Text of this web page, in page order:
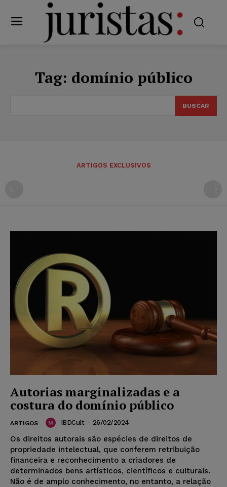
Tag: domínio público
BUSCAR
ARTIGOS EXCLUSIVOS
Autorias marginalizadas e a
costura do domínio público
ARTIGOS IBDCult - 26/02/2024
Os direitos autorais são espécies de direitos de
propriedade intelectual, que conferem retribuição
financeira e reconhecimento a criadores de
determinados bens artísticos, científicos e culturais.
Não é de amplo conhecimento, no entanto, a relação